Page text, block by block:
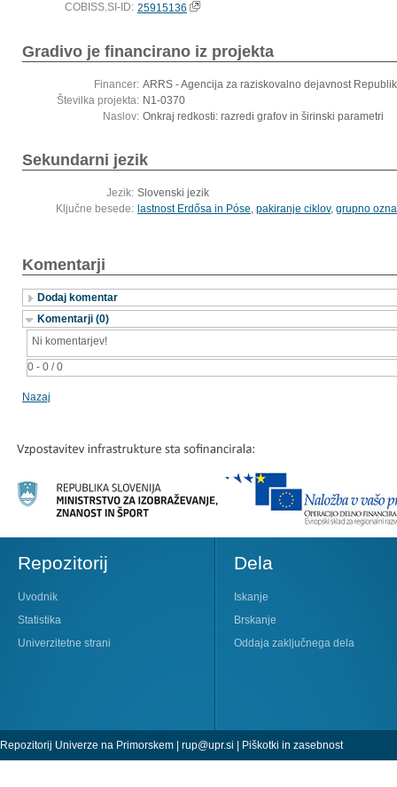
COBISS.SI-ID: 25915136
Gradivo je financirano iz projekta
Financer: ARRS - Agencija za raziskovalno dejavnost
Številka projekta: N1-0370
Naslov: Onkraj redkosti: razredi grafov in širinski parametri
Sekundarni jezik
Jezik: Slovenski jezik
Ključne besede: lastnost Erdősa in Póse, pakiranje ciklov, grupno
Komentarji
Dodaj komentar
Komentarji (0)
0 - 0 / 0
Ni komentarjev!
Nazaj
Repozitorij
Uvodnik
Statistika
Univerzitetne strani
Dela
Iskanje
Brskanje
Oddaja zaključnega dela
Repozitorij Univerze na Primorskem | rup@upr.si Piškotki in zasebnost